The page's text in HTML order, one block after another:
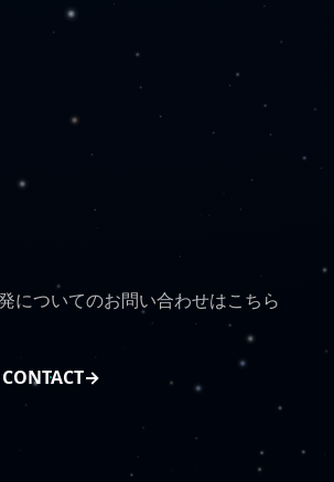
についてのお問い合わせはこちら
CONTACT→